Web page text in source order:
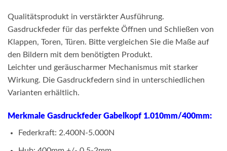
Qualitätsprodukt in verstärkter Ausführung.
Gasdruckfeder für das perfekte Öffnen und Schließen von
Klappen, Toren, Türen. Bitte vergleichen Sie die Maße auf
den Bildern mit dem benötigten Produkt.
Leichter und geräuscharmer Mechanismus mit starker
Wirkung. Die Gasdruckfedern sind in unterschiedlichen
Varianten erhältlich.
Merkmale Gasdruckfeder Gabelkopf 1.010mm/400mm:
Federkraft: 2.400N-5.000N